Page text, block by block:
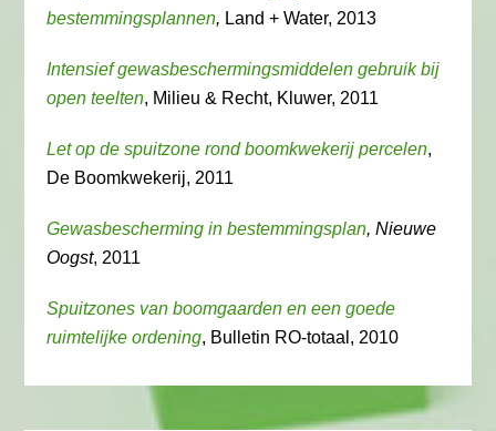
bestemmingsplannen, Land + Water, 2013
Intensief gewasbeschermingsmiddelen gebruik bij
open teelten, Milieu & Recht, Kluwer, 2011
Let op de spuitzone rond boomkwekerij percelen,
De Boomkwekerij, 2011
Gewasbescherming in bestemmingsplan, Nieuwe
Oogst, 2011
Spuitzones van boomgaarden en een goede
ruimtelijke ordening, Bulletin RO-totaal, 2010